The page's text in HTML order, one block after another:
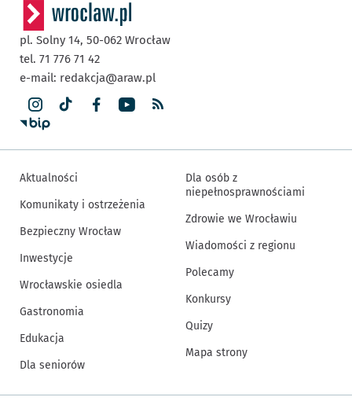
pl. Solny 14, 50-062 Wrocław
tel. 71 776 71 42
e-mail: redakcja@araw.pl
Aktualności
Komunikaty i ostrzeżenia
Bezpieczny Wrocław
Inwestycje
Wrocławskie osiedla
Gastronomia
Edukacja
Dla seniorów
Dla osób z
niepełnosprawnościami
Zdrowie we Wrocławiu
Wiadomości z regionu
Polecamy
Konkursy
Quizy
Mapa strony